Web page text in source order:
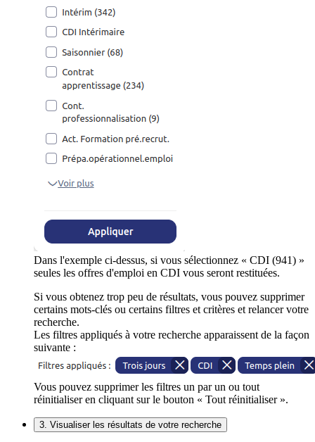
Dans l'exemple ci-dessus, si vous sélectionnez « CDI (941) »
seules les offres d'emploi en CDI vous seront restituées.
Si vous obtenez trop peu de résultats, vous pouvez supprimer
certains mots-clés ou certains filtres et critères et relancer votre
recherche.
Les filtres appliqués à votre recherche apparaissent de la façon
suivante :
Vous pouvez supprimer les filtres un par un ou tout
réinitialiser en cliquant sur le bouton « Tout réinitialiser ».
3. Visualiser les résultats de votre recherche